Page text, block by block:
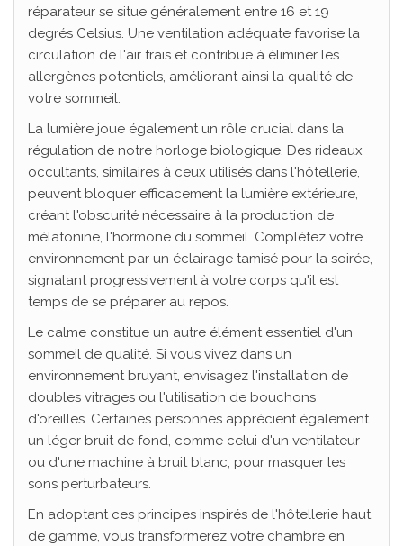
réparateur se situe généralement entre 16 et 19
degrés Celsius. Une ventilation adéquate favorise la
circulation de l'air frais et contribue à éliminer les
allergènes potentiels, améliorant ainsi la qualité de
votre sommeil.
La lumière joue également un rôle crucial dans la
régulation de notre horloge biologique. Des rideaux
occultants, similaires à ceux utilisés dans l'hôtellerie,
peuvent bloquer efficacement la lumière extérieure,
créant l'obscurité nécessaire à la production de
mélatonine, l'hormone du sommeil. Complétez votre
environnement par un éclairage tamisé pour la soirée,
signalant progressivement à votre corps qu'il est
temps de se préparer au repos.
Le calme constitue un autre élément essentiel d'un
sommeil de qualité. Si vous vivez dans un
environnement bruyant, envisagez l'installation de
doubles vitrages ou l'utilisation de bouchons
d'oreilles. Certaines personnes apprécient également
un léger bruit de fond, comme celui d'un ventilateur
ou d'une machine à bruit blanc, pour masquer les
sons perturbateurs.
En adoptant ces principes inspirés de l'hôtellerie haut
de gamme, vous transformerez votre chambre en